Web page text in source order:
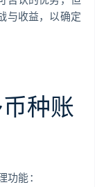
与收益，以确定
种账
能：